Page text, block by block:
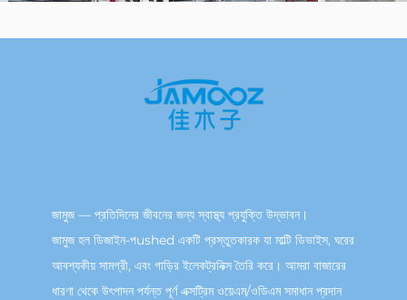
জামুজ — প্রতিদিনের জীবনের জন্য স্বাস্থ্য প্রযুক্তি উদ্ভাবন।
জামুজ হল ডিজাইন-পushed একটি প্রস্তুতকারক যা মাল্টি ডিভাইস, ঘরের
আবশ্যকীয় সামগ্রী, এবং গাড়ির ইলেকট্রনিক্স তৈরি করে। আমরা বাজারের
ধারণা থেকে উৎপাদন পর্যন্ত পূর্ণ এক্সট্রিম ওয়েএম/ওডিএম সমাধান প্রদান